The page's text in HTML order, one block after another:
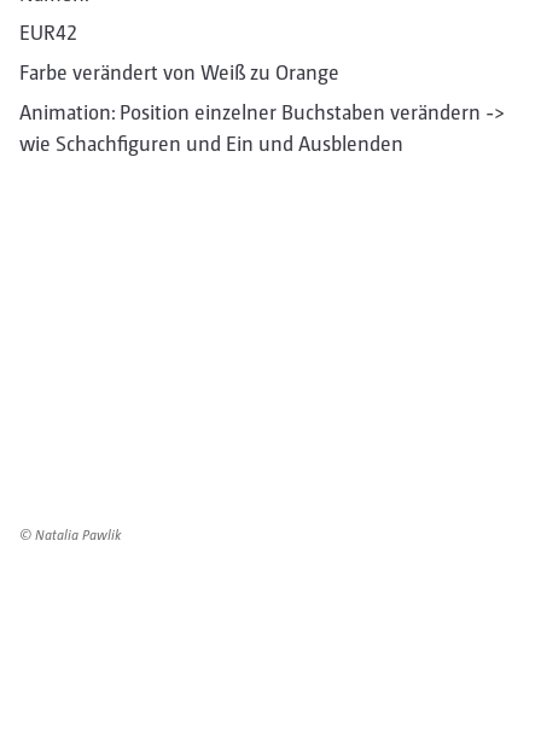
EUR42
Farbe verändert von Weiß zu Orange
Animation: Position einzelner Buchstaben verändern ->
wie Schachfiguren und Ein und Ausblenden
© Natalia Pawlik